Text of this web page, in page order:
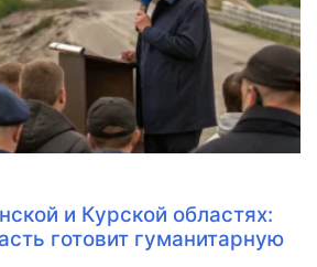
и Курской областях:
готовит гуманитарную